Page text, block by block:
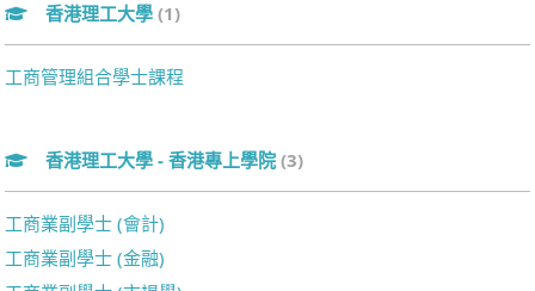
香港理工大學 (1)
工商管理組合學士課程
香港理工大學 - 香港專上學院 (3)
工商業副學士 (會計)
工商業副學士 (金融)